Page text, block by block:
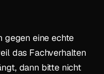
gegen eine echte
das Fachverhalten
dann bitte nicht